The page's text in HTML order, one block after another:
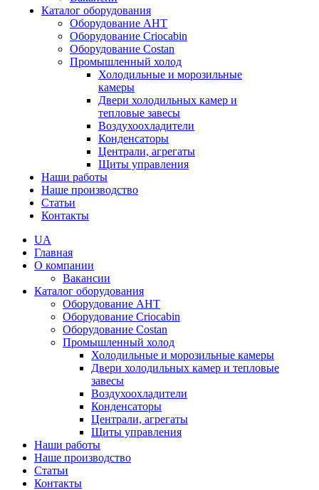
Каталог оборудования
Оборудование AHT
Оборудование Criocabin
Оборудование Costan
Промышленный холод
Холодильные и морозильные
камеры
Двери холодильных камер и
тепловые завесы
Воздухоохладители
Конденсаторы
Централи, агрегаты
Щиты управления
Наши работы
Наше производство
Статьи
Контакты
UA
Главная
О компании
Вакансии
Каталог оборудования
Оборудование AHT
Оборудование Criocabin
Оборудование Costan
Промышленный холод
Холодильные и морозильные камеры
Двери холодильных камер и тепловые
завесы
Воздухоохладители
Конденсаторы
Централи, агрегаты
Щиты управления
Наши работы
Наше производство
Статьи
Контакты